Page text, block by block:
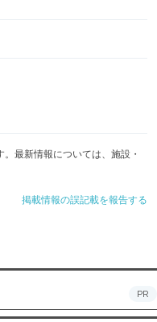
最新情報については、施設・
掲載情報の誤記載を報告する
PR